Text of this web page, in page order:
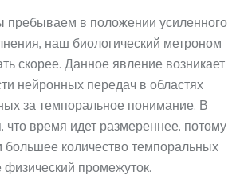
пребываем в положении усиленного
наш биологический метроном
скорее. Данное явление возникает
нейронных передач в областях
за темпоральное понимание. В
что время идет размереннее, потому
количество темпоральных
физический промежуток.